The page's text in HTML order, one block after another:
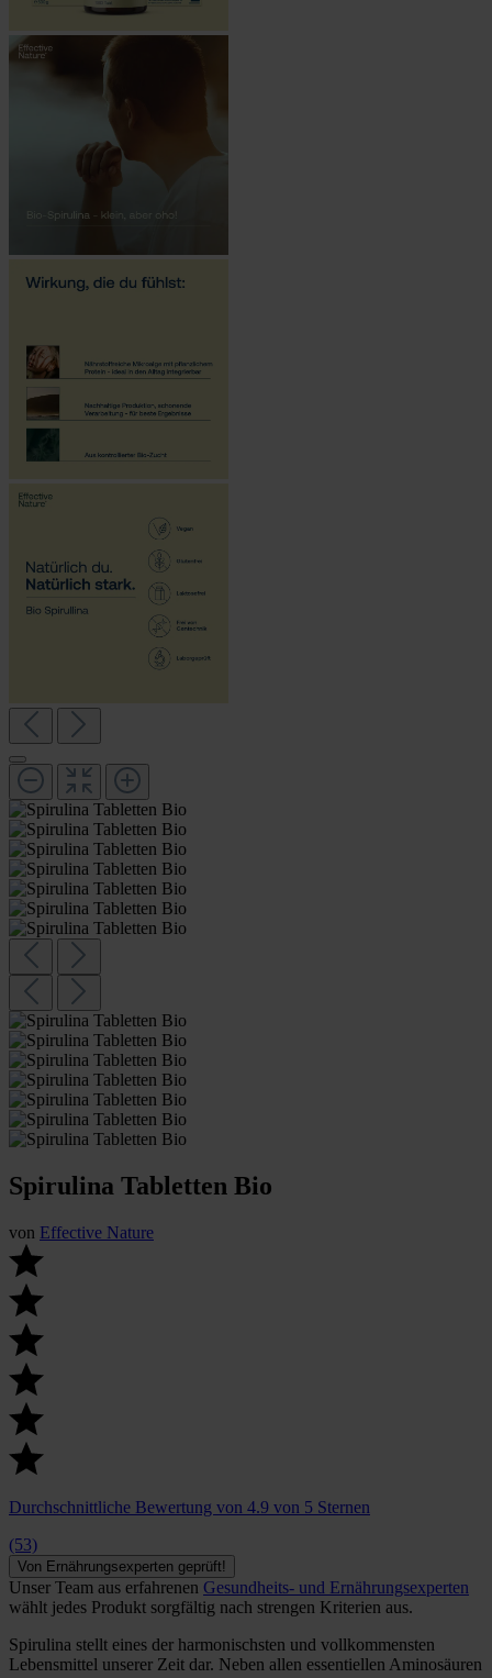
Spirulina Tabletten Bio
von Effective Nature
Durchschnittliche Bewertung von 4.9 von 5 Sternen
(53)
Von Ernährungsexperten geprüft!
Unser Team aus erfahrenen Gesundheits- und Ernährungsexperten
wählt jedes Produkt sorgfältig nach strengen Kriterien aus.
Spirulina stellt eines der harmonischsten und vollkommensten
Lebensmittel unserer Zeit dar. Neben allen essentiellen Aminosäuren